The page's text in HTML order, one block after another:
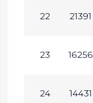
22 21391
23 16256
24 14431